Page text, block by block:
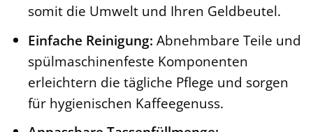
somit die Umwelt und Ihren Geldbeutel.
Einfache Reinigung: Abnehmbare Teile und
spülmaschinenfeste Komponenten
erleichtern die tägliche Pflege und sorgen
für hygienischen Kaffeegenuss.